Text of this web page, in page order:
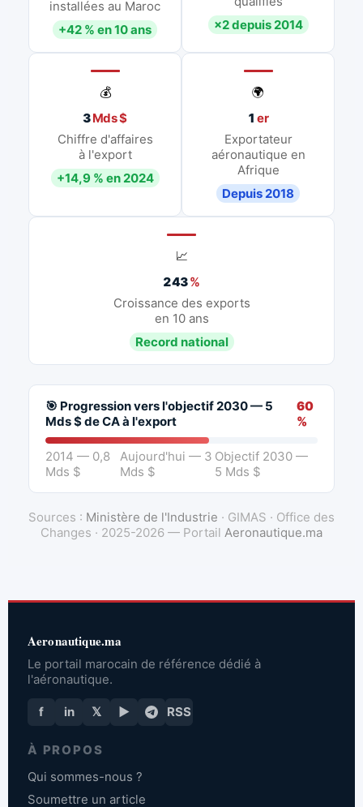
installées au Maroc
+42 % en 10 ans
×2 depuis 2014
💰
3Mds $
Chiffre d'affaires
à l'export
+14,9 % en 2024
🌍
1 er
Exportateur
aéronautique en
Afrique
Depuis 2018
📈
243%
Croissance des exports
en 10 ans
Record national
🎯 Progression vers l'objectif 2030 — 5
Mds $ de CA à l'export
60
%
2014 — 0,8
Mds $
Aujourd'hui — 3
Mds $
Objectif 2030 —
5 Mds $
Sources : Ministère de l'Industrie · GIMAS · Office des
Changes · 2025-2026 — Portail Aeronautique.ma
Aeronautique.ma
Le portail marocain de référence dédié à
l'aéronautique.
f in 𝕏 ▶ RSS
À PROPOS
Qui sommes-nous ?
Soumettre un article